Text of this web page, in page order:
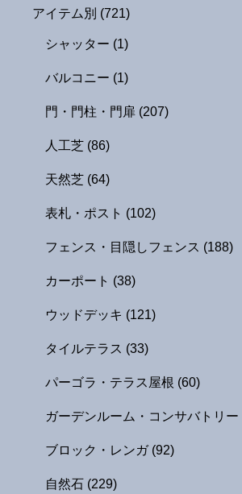
アイテム別 (721)
シャッター (1)
バルコニー (1)
門・門柱・門扉 (207)
人工芝 (86)
天然芝 (64)
表札・ポスト (102)
フェンス・目隠しフェンス (188)
カーポート (38)
ウッドデッキ (121)
タイルテラス (33)
パーゴラ・テラス屋根 (60)
ガーデンルーム・コンサバトリー
ブロック・レンガ (92)
自然石 (229)